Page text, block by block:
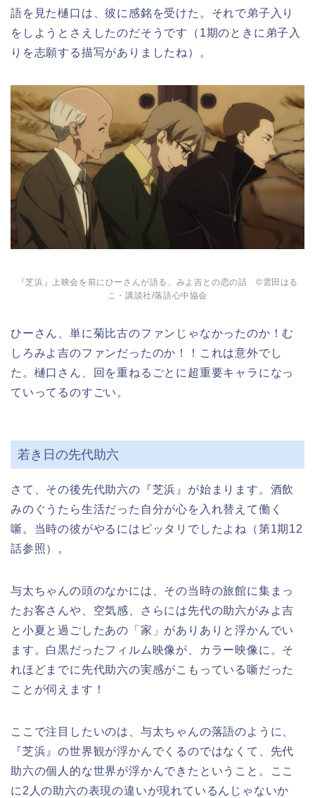
語を見た樋口は、彼に感銘を受けた。それで弟子入り
をしようとさえしたのだそうです（1期のときに弟子入
りを志願する描写がありましたね）。
『芝浜』上映会を前にひーさんが語る、みよ吉との恋の話 ©雲田はる
こ・講談社/落語心中協会
ひーさん、単に菊比古のファンじゃなかったのか！む
しろみよ吉のファンだったのか！！これは意外でし
た。樋口さん、回を重ねるごとに超重要キャラになっ
ていってるのすごい。
若き日の先代助六
さて、その後先代助六の『芝浜』が始まります。酒飲
みのぐうたら生活だった自分が心を入れ替えて働く
噺。当時の彼がやるにはピッタリでしたよね（第1期12
話参照）。
与太ちゃんの頭のなかには、その当時の旅館に集まっ
たお客さんや、空気感、さらには先代の助六がみよ吉
と小夏と過ごしたあの「家」がありありと浮かんでい
ます。白黒だったフィルム映像が、カラー映像に。そ
れほどまでに先代助六の実感がこもっている噺だった
ことが伺えます！
ここで注目したいのは、与太ちゃんの落語のように、
『芝浜』の世界観が浮かんでくるのではなくて、先代
助六の個人的な世界が浮かんできたということ。ここ
に2人の助六の表現の違いが現れているんじゃないか